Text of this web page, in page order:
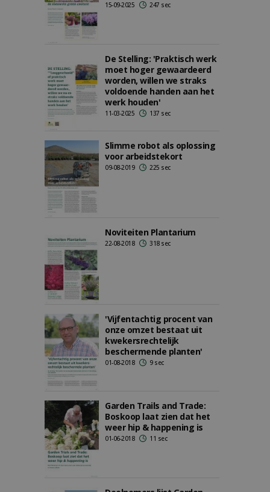
15-09-2025 247 sec
De Stelling: 'Praktisch werk
moet hoger gewaardeerd
worden, willen we straks
voldoende handen aan het
werk houden'
11-03-2025 137 sec
Slimme robot als oplossing
voor arbeidstekort
09-08-2019 225 sec
Noviteiten Plantarium
22-08-2018 318 sec
'Vijfentachtig procent van
onze omzet bestaat uit
kwekersrechtelijk
beschermende planten'
01-08-2018 9 sec
Garden Trails and Trade:
Boskoop laat zien dat het
weer hip & happening is
01-06-2018 11 sec